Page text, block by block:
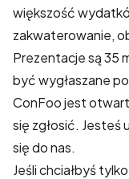
większość
zakwaterowanie,
Prezentacje są 35
być wygłaszane
ConFoo jest
się zgłosić. Jesteś
się do nas.
Jeśli chciałbyś